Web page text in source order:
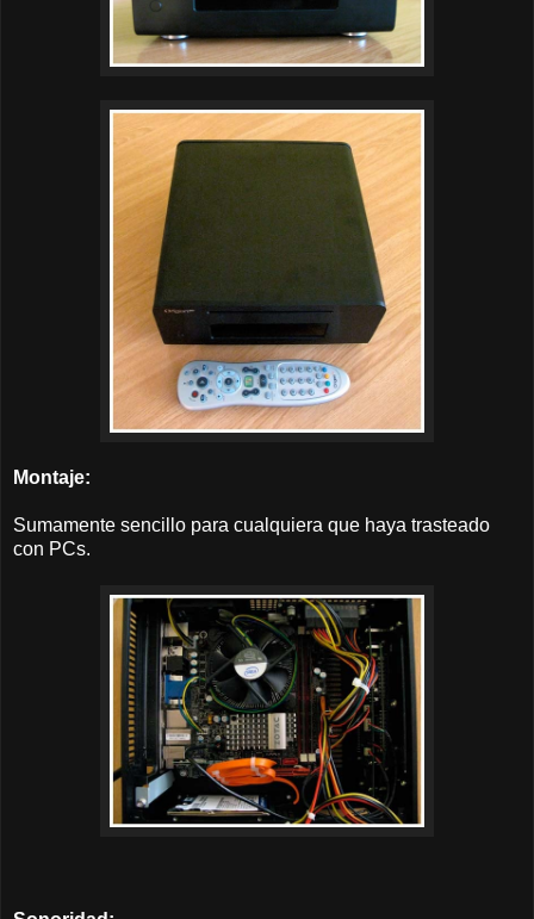
Montaje:
Sumamente sencillo para cualquiera que haya trasteado
con PCs.